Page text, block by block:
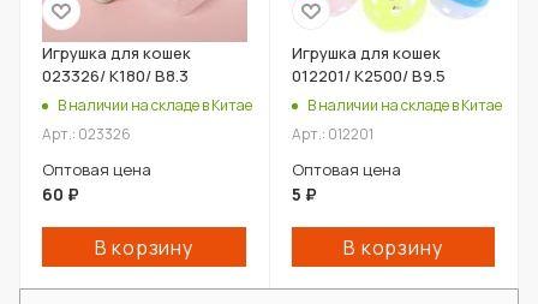
Игрушка для кошек
023326/ К180/ В8.3
В наличии на складе в Китае
Арт.: 023326
Оптовая цена
60 ₽
В корзину
Игрушка для кошек
012201/ К2500/ В9.5
В наличии на складе в Китае
Арт.: 012201
Оптовая цена
5 ₽
В корзину